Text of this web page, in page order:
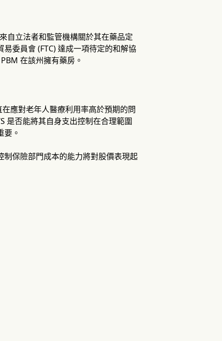
自立法者和監管機構關於其在藥品定
委員會 (FTC) 達成一項待定的和解協
在該州擁有藥房。
應對老年人醫療利用率高於預期的問
是否能將其自身支出控制在合理範圍
要。
制保險部門成本的能力將對股價表現起